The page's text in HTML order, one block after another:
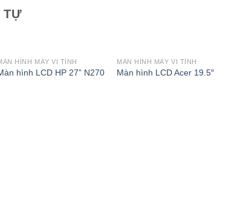
TỰ
Add to
Wishlist
HÌNH MÁY VI TÍNH
hình LCD HP 27” N270
Add to
Wishlist
MÀN HÌNH MÁY VI TÍNH
Màn hình LCD Acer 19.5″